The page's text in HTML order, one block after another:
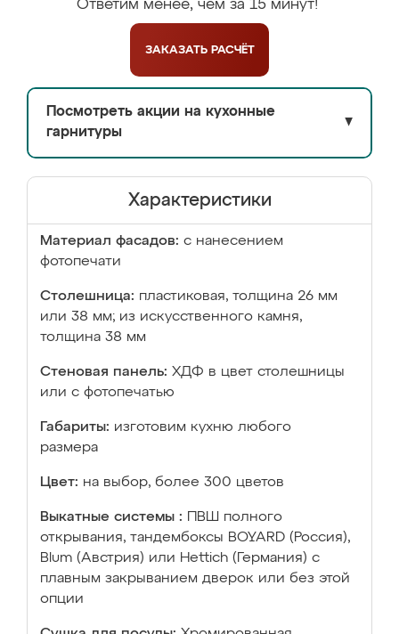
Ответим менее, чем за 15 минут!
ЗАКАЗАТЬ РАСЧЁТ
Посмотреть акции на кухонные
гарнитуры
▼
Характеристики
Материал фасадов: с нанесением
фотопечати
Столешница: пластиковая, толщина 26 мм
или 38 мм; из искусственного камня,
толщина 38 мм
Стеновая панель: ХДФ в цвет столешницы
или с фотопечатью
Габариты: изготовим кухню любого
размера
Цвет: на выбор, более 300 цветов
Выкатные системы :
ПВШ полного
открывания, тандембоксы BOYARD (Россия),
Blum (Австрия) или Hettich (Германия) с
плавным закрыванием дверок или без этой
опции